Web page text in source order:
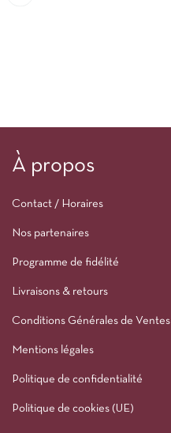
À propos
Contact / Horaires
Nos partenaires
Programme de fidélité
Livraisons & retours
Conditions Générales de Ventes
Mentions légales
Politique de confidentialité
Politique de cookies (UE)